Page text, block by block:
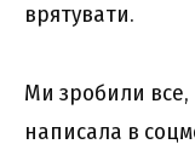
врятувати.
Ми зробили
написала в